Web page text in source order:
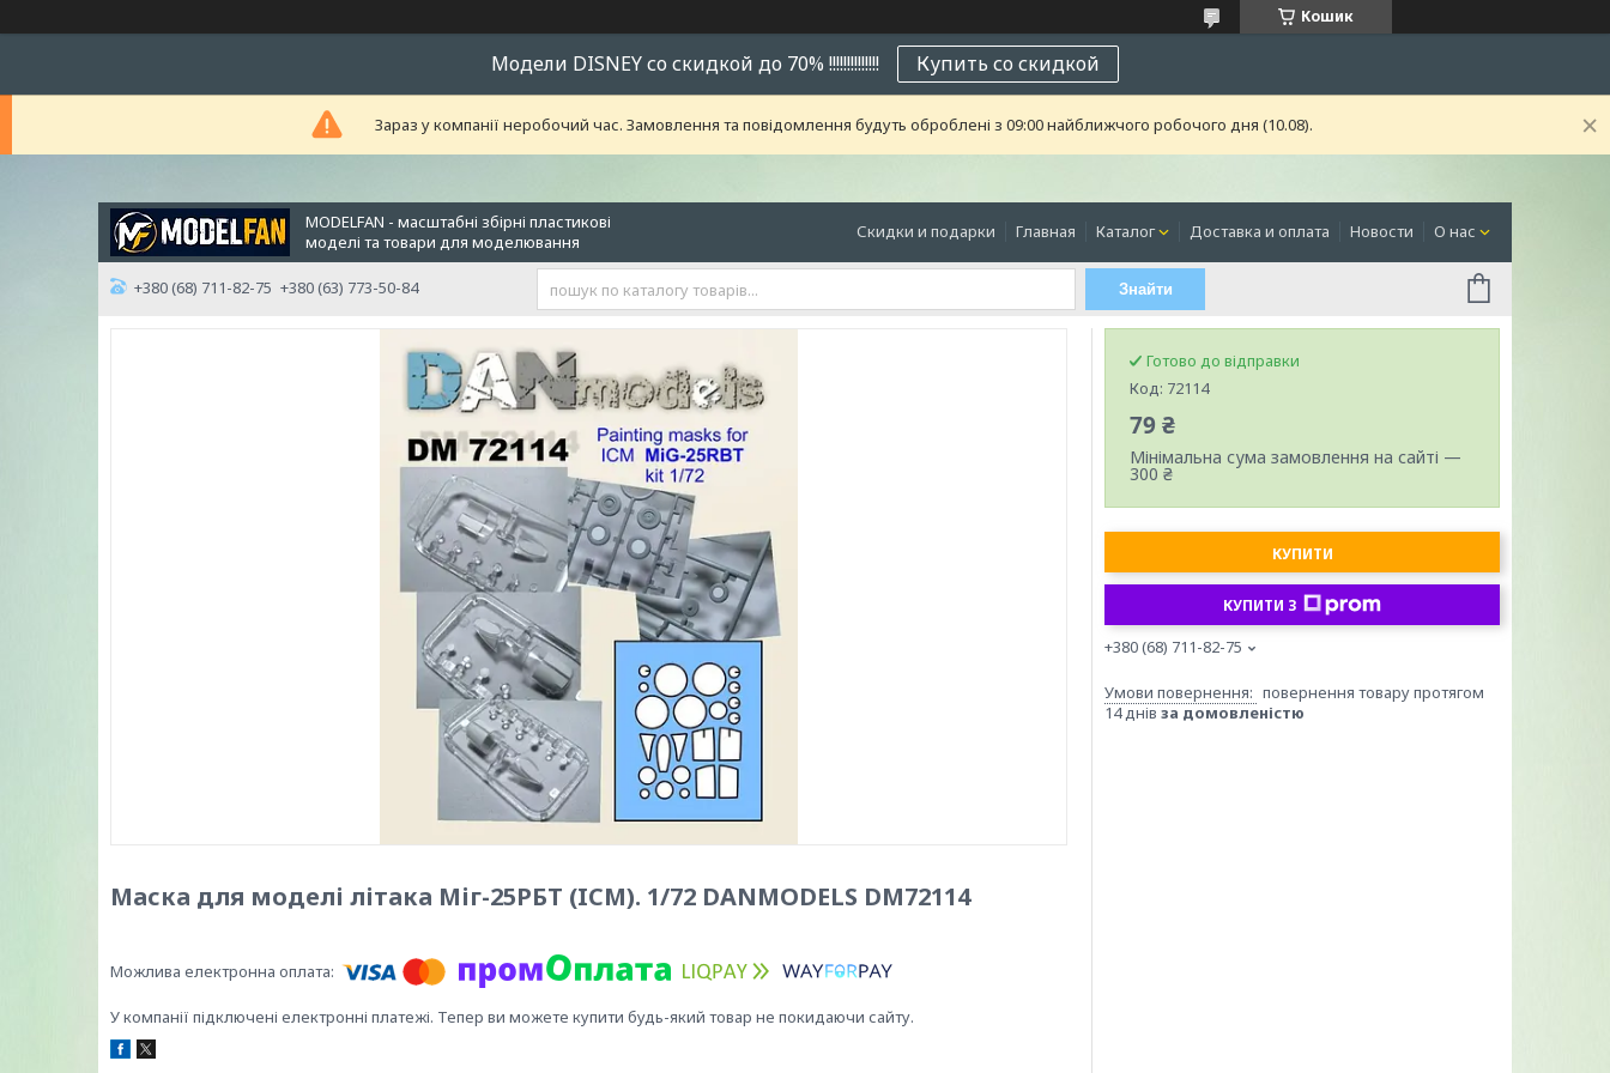
Кошик
Модели DISNEY со скидкой до 70% !!!!!!!!!!!!!! Купить со скидкой
Зараз у компанії неробочий час. Замовлення та повідомлення будуть оброблені з 09:00 найближчого робочого дня (10.08).
MODELFAN - масштабні збірні пластикові
моделі та товари для моделювання
Скидки и подарки Главная Каталог Доставка и оплата Новости О нас
+380 (68) 711-82-75 +380 (63) 773-50-84 Знайти
Маска для моделі літака Міг-25РБТ (ICM). 1/72 DANMODELS DM72114
У компанії підключені електронні платежі. Тепер ви можете купити будь-який товар не покидаючи сайту.
Готово до відправки
Код: 72114
79 ₴
Мінімальна сума замовлення на сайті —
300 ₴
КУПИТИ
КУПИТИ З
+380 (68) 711-82-75
повернення товару протягом
14 днів за домовленістю